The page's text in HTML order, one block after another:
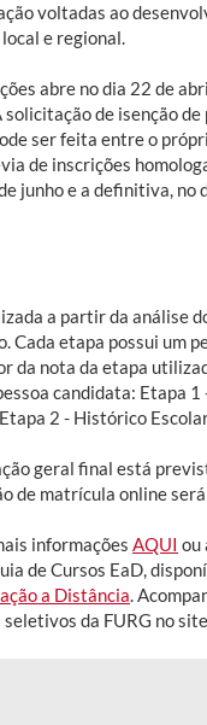
voltadas ao
e regional.
abre no dia 22 de
de isenção de
ser feita entre o
de inscrições
junho e a definitiva, no
a partir da análise
Cada etapa possui um
da nota da etapa
candidata: Etapa 1
2 - Histórico
geral final está
de matrícula online
informações AQUI ou
de Cursos EaD,
a Distância.
da FURG no